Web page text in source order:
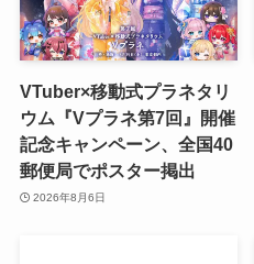
VTuber×移動式プラネタリ
ウム『Vプラネ第7回』開催
記念キャンペーン、全国40
郵便局でポスター掲出
2026年8月6日